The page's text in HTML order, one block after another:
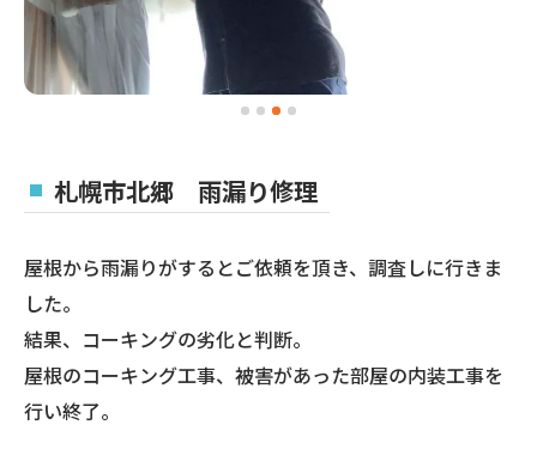
札幌市北郷 雨漏り修理
屋根から雨漏りがするとご依頼を頂き、調査しに行きま
した。
結果、コーキングの劣化と判断。
屋根のコーキング工事、被害があった部屋の内装工事を
行い終了。